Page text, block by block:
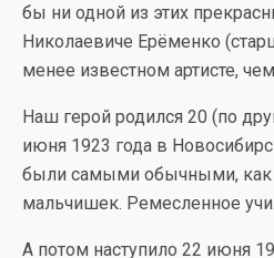
бы ни одной из этих
Николаевиче Ерёменко
менее известном артисте,
Наш герой родился 20 (по
июня 1923 года в
были самыми обычными, как
мальчишек. Ремесленное
А потом наступило 22 июня